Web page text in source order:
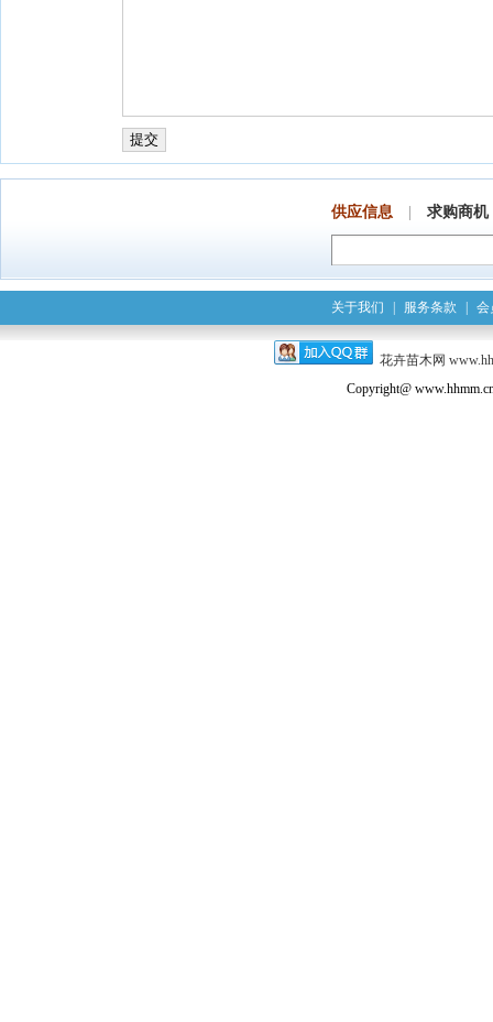
供应信息 求购商机
关于我们 服务条款 会
花卉苗木网
Copyright@